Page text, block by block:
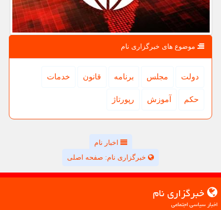
موضوع های خبرگزاری نام
دولت مجلس برنامه قانون خدمات
حكم آموزش رپورتاژ
اخبار نام
خبرگزاری نام: صفحه اصلی
خبرگزاری نام
اخبار سیاسی اجتماعی